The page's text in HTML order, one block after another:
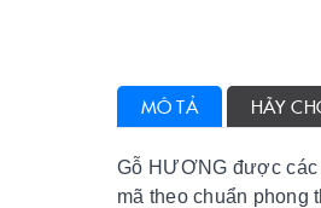
MÔ TẢ HÃY
Gỗ HƯƠNG được các
mã theo chuẩn phong